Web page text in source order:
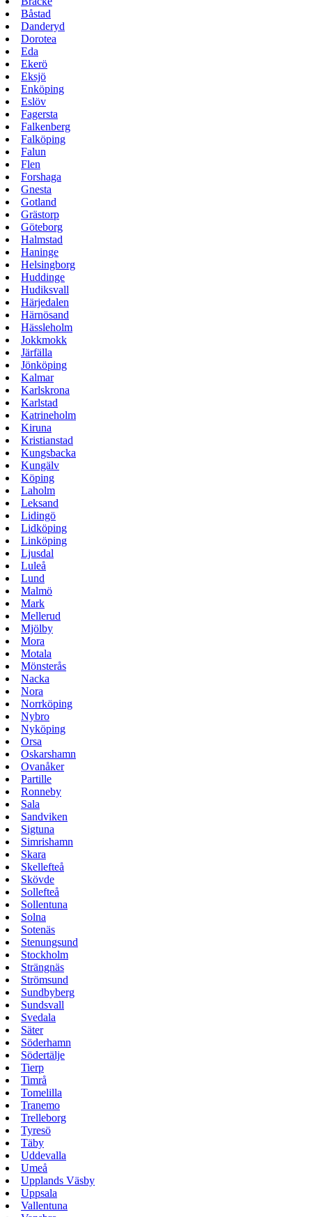
Båstad
Danderyd
Dorotea
Eda
Ekerö
Eksjö
Enköping
Eslöv
Fagersta
Falkenberg
Falköping
Falun
Flen
Forshaga
Gnesta
Gotland
Grästorp
Göteborg
Halmstad
Haninge
Helsingborg
Huddinge
Hudiksvall
Härjedalen
Härnösand
Hässleholm
Jokkmokk
Järfälla
Jönköping
Kalmar
Karlskrona
Karlstad
Katrineholm
Kiruna
Kristianstad
Kungsbacka
Kungälv
Köping
Laholm
Leksand
Lidingö
Lidköping
Linköping
Ljusdal
Luleå
Lund
Malmö
Mark
Mellerud
Mjölby
Mora
Motala
Mönsterås
Nacka
Nora
Norrköping
Nybro
Nyköping
Orsa
Oskarshamn
Ovanåker
Partille
Ronneby
Sala
Sandviken
Sigtuna
Simrishamn
Skara
Skellefteå
Skövde
Sollefteå
Sollentuna
Solna
Sotenäs
Stenungsund
Stockholm
Strängnäs
Strömsund
Sundbyberg
Sundsvall
Svedala
Säter
Söderhamn
Södertälje
Tierp
Timrå
Tomelilla
Tranemo
Trelleborg
Tyresö
Täby
Uddevalla
Umeå
Upplands Väsby
Uppsala
Vallentuna